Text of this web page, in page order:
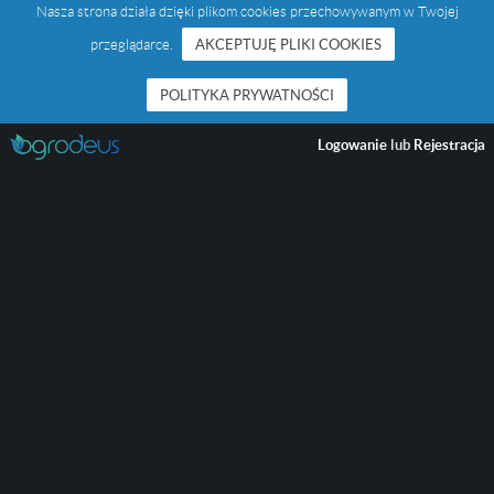
Nasza strona działa dzięki plikom cookies przechowywanym w Twojej
przeglądarce.
AKCEPTUJĘ PLIKI COOKIES
POLITYKA PRYWATNOŚCI
Logowanie lub Rejestracja